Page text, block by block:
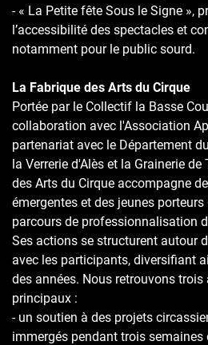
- « La Petite fête Sous le Signe »,
l’accessibilité des spectacles et
notamment pour le public sourd.
La Fabrique des Arts du Cirque
Portée par le Collectif la Basse
collaboration avec l'Association
partenariat avec le Département
la Verrerie d'Alès et la Grainerie
des Arts du Cirque accompagne
émergentes et des jeunes
parcours de professionnalisation
Ses actions se structurent autour
avec les participants, diversifiant
des années. Nous retrouvons trois
principaux :
- un soutien à des projets
immergés pendant trois semaines